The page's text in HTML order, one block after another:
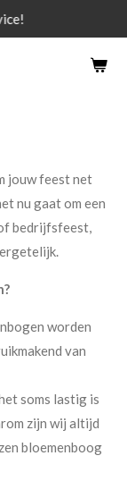
jouw feest net
nu gaat om een
bedrijfsfeest,
worden
van
soms lastig is
zijn wij altijd
bloemenboog